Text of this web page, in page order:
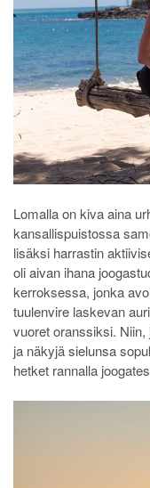
Lomalla on kiva aina
kansallispuistossa
lisäksi harrastin
oli aivan ihana
kerroksessa, jonka
tuulenvire laskevan
vuoret oranssiksi.
ja näkyjä sielunsa
hetket rannalla